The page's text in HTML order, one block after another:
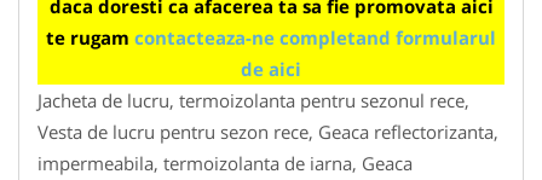
daca doresti ca afacerea ta sa fie promovata aici
te rugam contacteaza-ne completand formularul
de aici
Jacheta de lucru, termoizolanta pentru sezonul rece,
Vesta de lucru pentru sezon rece, Geaca reflectorizanta,
impermeabila, termoizolanta de iarna, Geaca